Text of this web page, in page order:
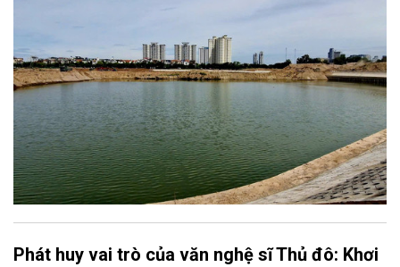
Phát huy vai trò của văn nghệ sĩ Thủ đô: Khơi